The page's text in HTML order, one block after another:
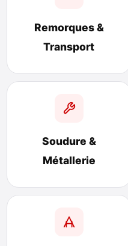
Remorques &
Transport
Soudure &
Métallerie